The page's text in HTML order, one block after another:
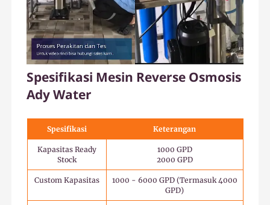
Spesifikasi Mesin Reverse Osmosis
Ady Water
Spesifikasi Keterangan
Kapasitas Ready
Stock
1000 GPD
2000 GPD
Custom Kapasitas
1000 - 6000 GPD (Termasuk 4000
GPD)